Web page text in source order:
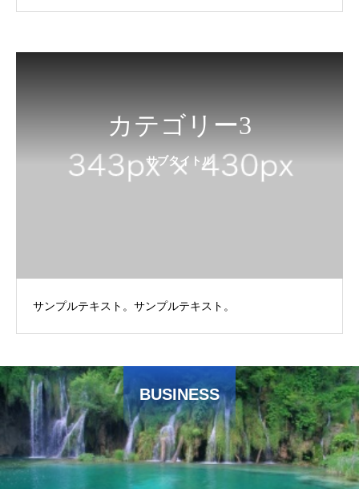
カテゴリー3
サブタイトル
サンプルテキスト。サンプルテキスト。
BUSINESS